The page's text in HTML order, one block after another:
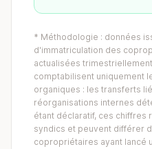
* Méthodologie : données
d'immatriculation des
actualisées
comptabilisent uniquement
organiques : les transferts
réorganisations internes
étant déclaratif, ces chiffres
syndics et peuvent différer
copropriétaires ayant lancé